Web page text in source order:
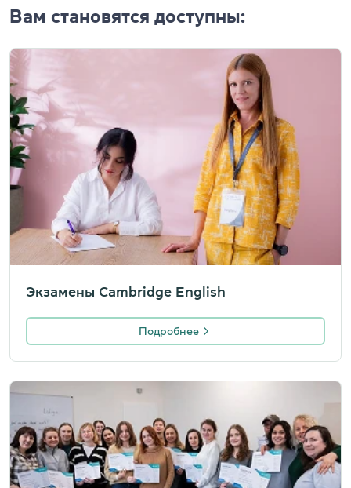
Вам становятся доступны:
Экзамены Cambridge English
Подробнее